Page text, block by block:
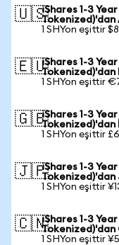
🇺🇸iShares 1-3
Tokenized)'dan
1 SHYon eşittir
🇪🇺iShares 1-3
Tokenized)'dan
1 SHYon eşittir
🇬🇧iShares 1-3
1 SHYon eşittir
🇯🇵iShares 1-3
Tokenized)'dan
1 SHYon eşittir
🇨🇳iShares 1-3
Tokenized)'dan
1 SHYon eşittir